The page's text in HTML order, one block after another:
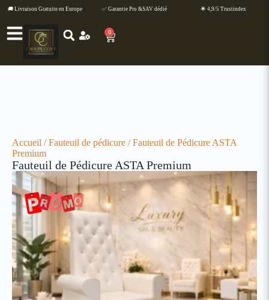
🚚 Livraison Gratuite en Europe ✅ Garantie Pro &SAV dédié 🌟 4,9/5 Trustindex
0
Accueil /Fauteuil de pédicure / Fauteuil de Pédicure ASTA
Premium
Fauteuil de Pédicure ASTA Premium